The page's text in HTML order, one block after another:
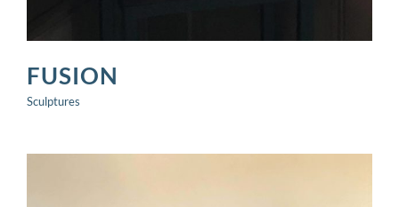
FUSION
Sculptures